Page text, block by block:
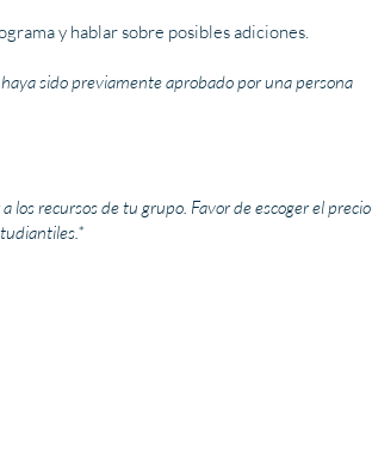
y hablar sobre posibles adiciones.
sido previamente aprobado por una persona
los recursos de tu grupo. Favor de escoger el precio